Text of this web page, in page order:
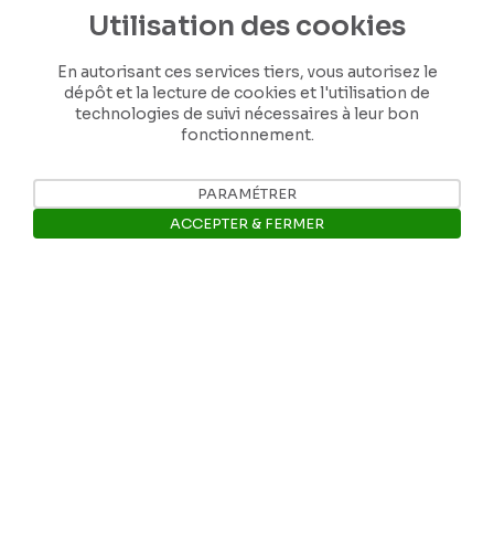
Utilisation des cookies
En autorisant ces services tiers, vous autorisez le
dépôt et la lecture de cookies et l'utilisation de
technologies de suivi nécessaires à leur bon
fonctionnement.
PARAMÉTRER
ACCEPTER & FERMER